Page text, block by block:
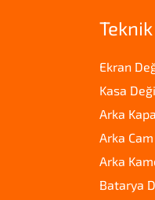
Ekran
Kasa
Arka
Arka
Arka
Batarya